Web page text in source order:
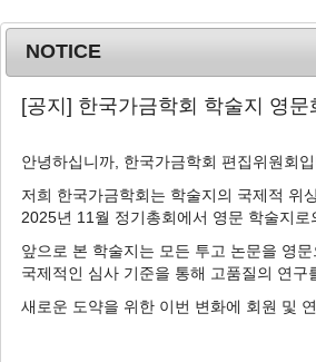
MENU
Korean J. Poult. Sci. 2023;
50(4 ):311-323
pISSN: 1225-6625, eISSN: 2287-
Article
산란말기 사료 내 Bacillus
NOTICE
[공지] 한국가금학회 학술지 영
안녕하십니까, 한국가금학회 편집위원회입
저희 한국가금학회는 학술지의 국제적 위
2025년 11월 정기총회에서 영문 학술지
앞으로 본 학술지는 모든 투고 논문을 영문
국제적인 심사 기준을 통해 고품질의 연구
새로운 도약을 위한 이번 변화에 회원 및